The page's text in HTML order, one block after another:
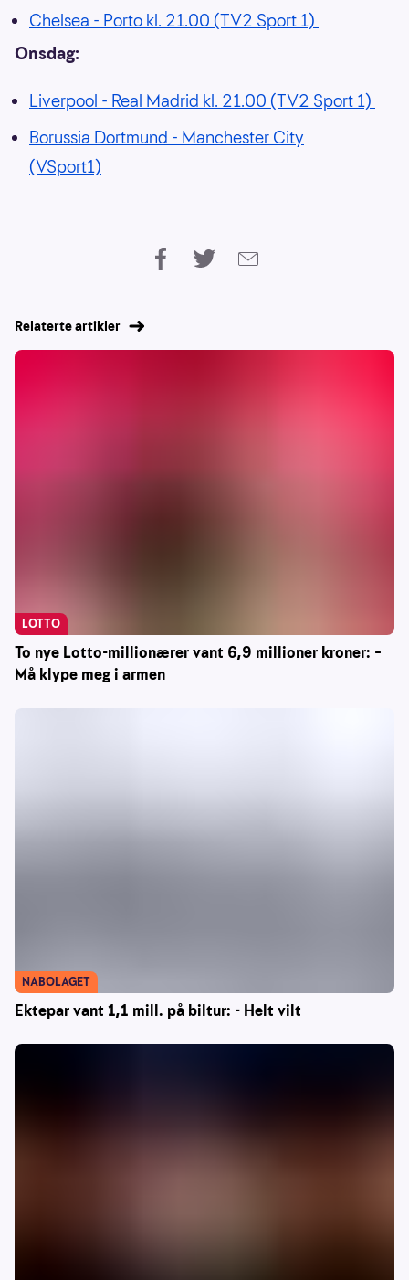
Chelsea - Porto kl. 21.00 (TV2 Sport 1)
Onsdag:
Liverpool - Real Madrid kl. 21.00 (TV2 Sport 1)
Borussia Dortmund - Manchester City
(VSport1)
Relaterte artikler
To nye Lotto-millionærer vant 6,9 millioner kroner: –
Må klype meg i armen
LOTTO
Ektepar vant 1,1 mill. på biltur: - Helt vilt
NABOLAGET